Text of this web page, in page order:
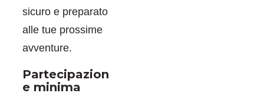
sicuro e preparato
alle tue prossime
avventure.
Partecipazion
e minima